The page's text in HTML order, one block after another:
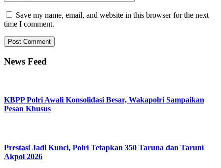
Save my name, email, and website in this browser for the next
time I comment.
News Feed
KBPP Polri Awali Konsolidasi Besar, Wakapolri Sampaikan
Pesan Khusus
Prestasi Jadi Kunci, Polri Tetapkan 350 Taruna dan Taruni
Akpol 2026